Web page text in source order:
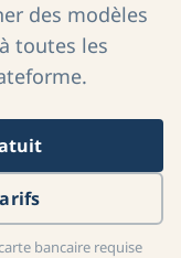
des modèles
toutes les
bancaire requise